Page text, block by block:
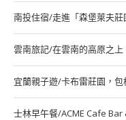
南投住宿/走進「森堡萊夫
雲南旅記/在雲南的高原之
宜蘭親子遊/卡布雷莊園，
士林早午餐/ACME Cafe